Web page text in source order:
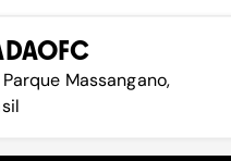
Massangano,